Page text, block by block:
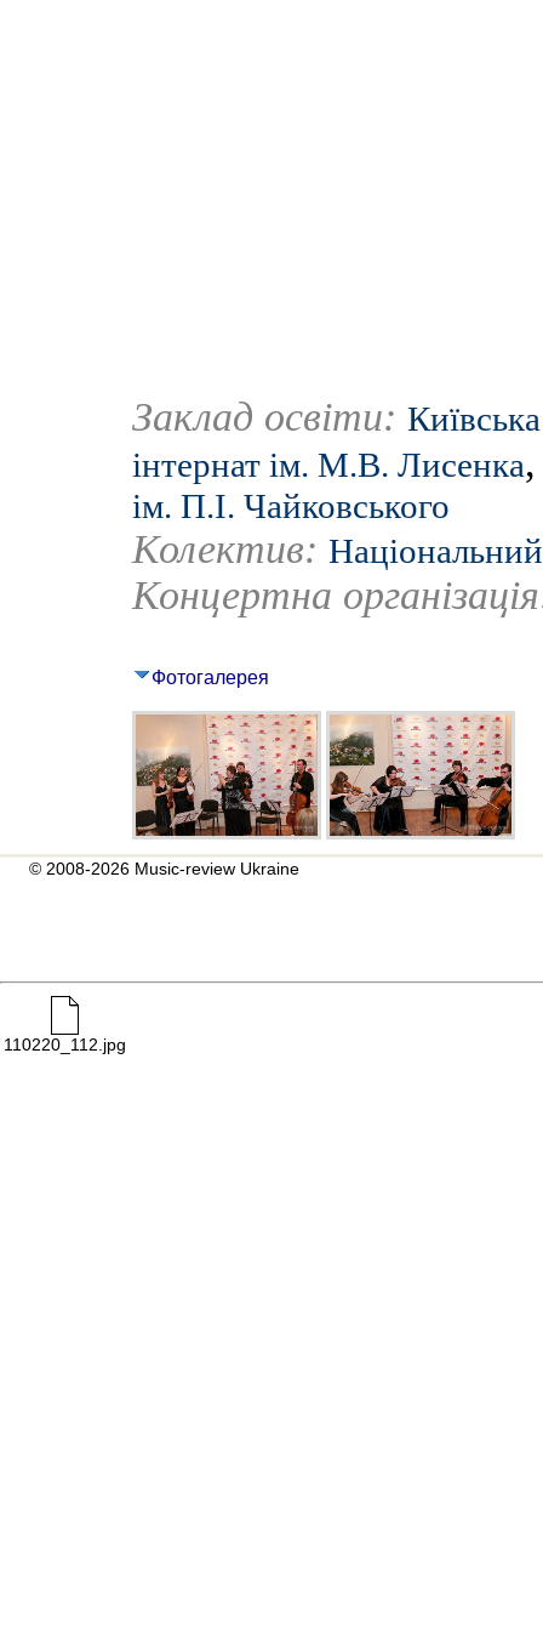
Заклад освіти:
інтернат ім. М.В. Лисенка
ім. П.І. Чайковського
Колектив:
Концертна
Фотогалерея
© 2008-2026 Music-review Ukraine
110220_112.jpg